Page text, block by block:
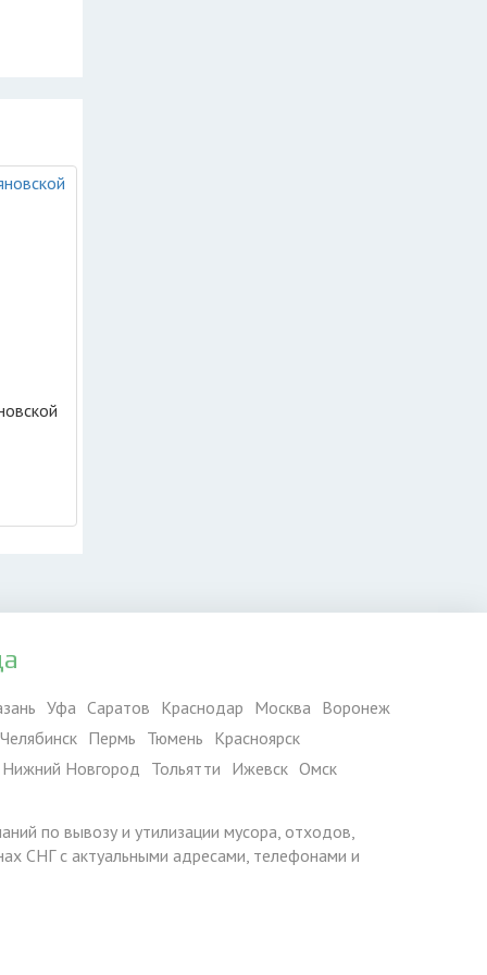
Уфа Саратов Краснодар Москва Воронеж
Челябинск Пермь Тюмень Красноярск
Нижний Новгород Тольятти Ижевск Омск
по вывозу и утилизации мусора, отходов,
СНГ с актуальными адресами, телефонами и